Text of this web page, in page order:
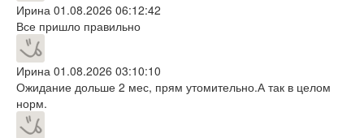
Ирина 01.08.2026 06:12:42
Все пришло правильно
Ирина 01.08.2026 03:10:10
Ожидание дольше 2 мес, прям утомительно.А так в целом
норм.